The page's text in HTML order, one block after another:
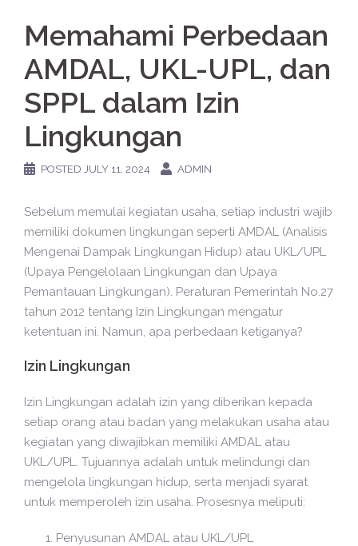
Memahami Perbedaan
AMDAL, UKL-UPL, dan
SPPL dalam Izin
Lingkungan
POSTED JULY 11, 2024 ADMIN
Sebelum memulai kegiatan usaha, setiap industri wajib
memiliki dokumen lingkungan seperti AMDAL (Analisis
Mengenai Dampak Lingkungan Hidup) atau UKL/UPL
(Upaya Pengelolaan Lingkungan dan Upaya
Pemantauan Lingkungan). Peraturan Pemerintah No.27
tahun 2012 tentang Izin Lingkungan mengatur
ketentuan ini. Namun, apa perbedaan ketiganya?
Izin Lingkungan
Izin Lingkungan adalah izin yang diberikan kepada
setiap orang atau badan yang melakukan usaha atau
kegiatan yang diwajibkan memiliki AMDAL atau
UKL/UPL. Tujuannya adalah untuk melindungi dan
mengelola lingkungan hidup, serta menjadi syarat
untuk memperoleh izin usaha. Prosesnya meliputi:
Penyusunan AMDAL atau UKL/UPL